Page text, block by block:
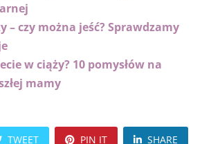
– czy można jeść? Sprawdzamy
w ciąży? 10 pomysłów na
mamy
TWEET PIN IT SHARE